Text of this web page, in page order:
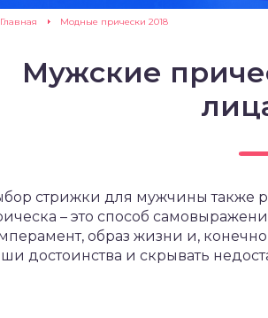
Главная Модные прически 2018
Мужские
стрижки для мужчины также
– это способ
образ жизни и,
достоинства и скрывать